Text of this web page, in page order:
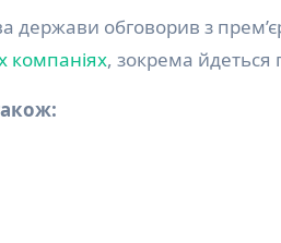
держави обговорив з
компаніях, зокрема йдеться